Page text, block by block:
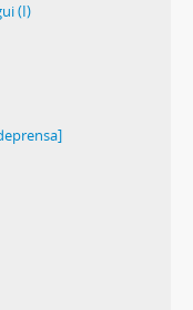
(I)